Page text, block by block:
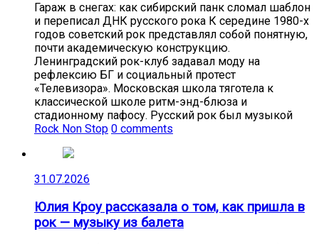
Гараж в снегах: как сибирский панк сломал шаблон
и переписал ДНК русского рока К середине 1980-х
годов советский рок представлял собой понятную,
почти академическую конструкцию.
Ленинградский рок-клуб задавал моду на
рефлексию БГ и социальный протест
«Телевизора». Московская школа тяготела к
классической школе ритм-энд-блюза и
стадионному пафосу. Русский рок был музыкой
Rock Non Stop 0 comments
31.07.2026
Юлия Кроу рассказала о том, как пришла в
рок — музыку из балета